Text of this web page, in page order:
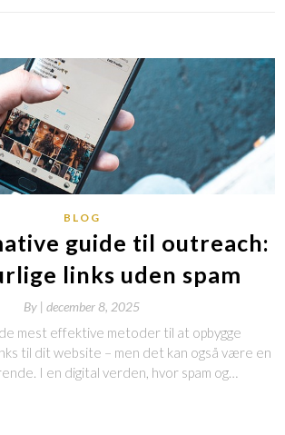
BLOG
guide til outreach:
links uden spam
By | december 8, 2025
mest effektive metoder til at opbygge
til dit website – men det kan også være en
I en digital verden, hvor spam og…